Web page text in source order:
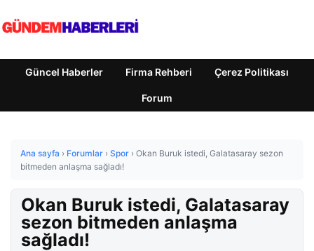
Güncel Haberler Firma Rehberi Çerez Politikası
Forum
Ana sayfa › Forumlar › Spor › Okan Buruk istedi, Galatasaray sezon
bitmeden anlaşma sağladı!
Okan Buruk istedi, Galatasaray
sezon bitmeden anlaşma
sağladı!